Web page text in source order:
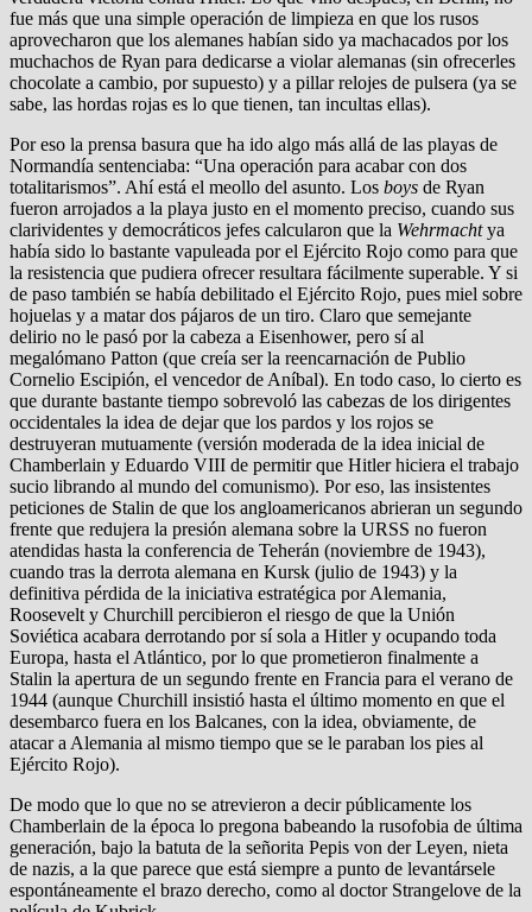
fue más que una simple operación de limpieza en que los rusos
aprovecharon que los alemanes habían sido ya machacados por los
muchachos de Ryan para dedicarse a violar alemanas (sin ofrecerles
chocolate a cambio, por supuesto) y a pillar relojes de pulsera (ya se
sabe, las hordas rojas es lo que tienen, tan incultas ellas).
Por eso la prensa basura que ha ido algo más allá de las playas de
Normandía sentenciaba: “Una operación para acabar con dos
totalitarismos”. Ahí está el meollo del asunto. Los boys de Ryan
fueron arrojados a la playa justo en el momento preciso, cuando sus
clarividentes y democráticos jefes calcularon que la Wehrmachtya
había sido lo bastante vapuleada por el Ejército Rojo como para que
la resistencia que pudiera ofrecer resultara fácilmente superable. Y si
de paso también se había debilitado el Ejército Rojo, pues miel sobre
hojuelas y a matar dos pájaros de un tiro. Claro que semejante
delirio no le pasó por la cabeza a Eisenhower, pero sí al
megalómano Patton (que creía ser la reencarnación de Publio
Cornelio Escipión, el vencedor de Aníbal). En todo caso, lo cierto es
que durante bastante tiempo sobrevoló las cabezas de los dirigentes
occidentales la idea de dejar que los pardos y los rojos se
destruyeran mutuamente (versión moderada de la idea inicial de
Chamberlain y Eduardo VIII de permitir que Hitler hiciera el trabajo
sucio librando al mundo del comunismo). Por eso, las insistentes
peticiones de Stalin de que los angloamericanos abrieran un segundo
frente que redujera la presión alemana sobre la URSS no fueron
atendidas hasta la conferencia de Teherán (noviembre de 1943),
cuando tras la derrota alemana en Kursk (julio de 1943) y la
definitiva pérdida de la iniciativa estratégica por Alemania,
Roosevelt y Churchill percibieron el riesgo de que la Unión
Soviética acabara derrotando por sí sola a Hitler y ocupando toda
Europa, hasta el Atlántico, por lo que prometieron finalmente a
Stalin la apertura de un segundo frente en Francia para el verano de
1944 (aunque Churchill insistió hasta el último momento en que el
desembarco fuera en los Balcanes, con la idea, obviamente, de
atacar a Alemania al mismo tiempo que se le paraban los pies al
Ejército Rojo).
De modo que lo que no se atrevieron a decir públicamente los
Chamberlain de la época lo pregona babeando la rusofobia de última
generación, bajo la batuta de la señorita Pepis von der Leyen, nieta
de nazis, a la que parece que está siempre a punto de levantársele
espontáneamente el brazo derecho, como al doctor Strangelove de la